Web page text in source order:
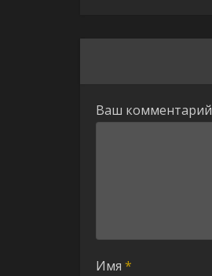
Ваш комментарий
Имя *